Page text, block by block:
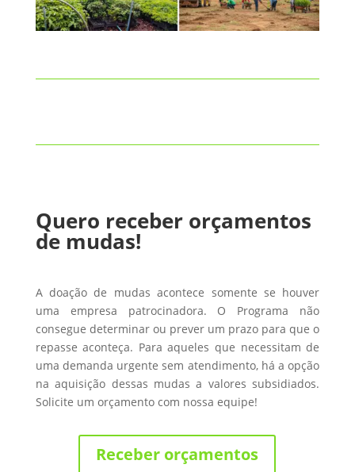
Quero receber orçamentos
de mudas!
A doação de mudas acontece somente se houver
uma empresa patrocinadora. O Programa não
consegue determinar ou prever um prazo para que o
repasse aconteça. Para aqueles que necessitam de
uma demanda urgente sem atendimento, há a opção
na aquisição dessas mudas a valores subsidiados.
Solicite um orçamento com nossa equipe!
Receber orçamentos